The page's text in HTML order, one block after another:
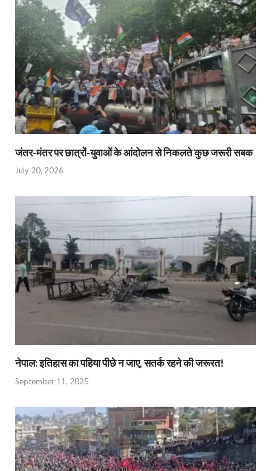
जंतर-मंतर पर छात्रों-युवाओं के आंदोलन से निकलते कुछ जरूरी सबक
July 20, 2026
नेपाल: इतिहास का पहिया पीछे न जाए, सतर्क रहने की जरूरत!
September 11, 2025